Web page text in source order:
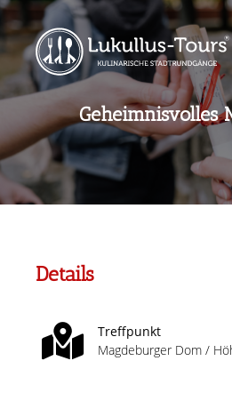
Geheimnisvolles
Details
Treffpunkt
Magdeburger Dom /